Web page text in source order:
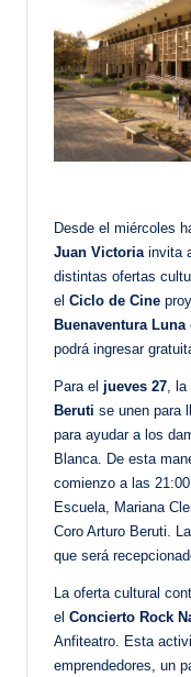
Desde el miércoles
Juan Victoria invita
distintas ofertas
el Ciclo de Cine
Buenaventura Luna
podrá ingresar
Para el jueves 27 ,
Beruti se unen para
para ayudar a los
Blanca. De esta
comienzo a las
Escuela, Mariana
Coro Arturo Beruti.
que será
La oferta cultural
el Concierto Rock
Anfiteatro. Esta
emprendedores, un